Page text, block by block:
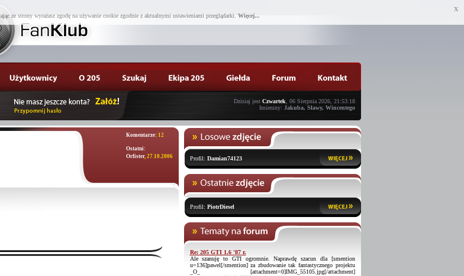
X
ze strony wyrażasz zgodę na używanie cookie zgodnie z aktualnymi ustawieniami przeglądarki. Więcej...
Dzisiaj jest Czwartek , 06 Sierpnia 2026, 21:53:18
Imieniny: Jakuba, Sławy, Wincentego
Komentarze: 12
Ostatni:
Orfister, 27.10.2006 Profil: Damian74123
Profil: PiotrDiesel
Re: 205 GTI 1.6 '87 r.
Ale szanuję to GTI ogromnie. Naprawdę szacun dla [smention
u=136]pawel[/smention] za zbudowanie tak fantastycznego projektu
_O_ [attachment=0]IMG_55105.jpg[/attachment]